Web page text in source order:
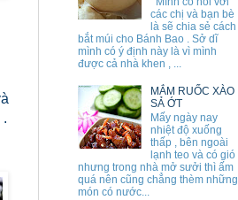
.
các chị và bạn bè
là sẽ chia sẻ cách
bắt múi cho Bánh Bao . Sở dĩ
mình có ý định này là vì mình
được cả nhà khen , ...
MẮM RUỐC XÀO
SẢ ỚT
Mấy ngày nay
nhiệt độ xuống
thấp , bên ngoài
lạnh teo và có gió
nhưng trong nhà mở sưởi thì ấm
quá nên cũng chẳng thèm những
món có nước...